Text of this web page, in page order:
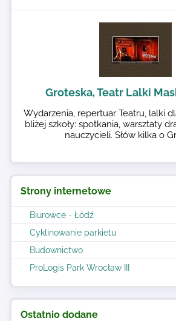
Strony internetowe
Biurowce - Łódź
Cyklinowanie parkietu
Budownictwo
ProLogis Park Wrocław III
Ostatnio dodane
Groteska, Teatr Lalki
Wydarzenia, repertuar Teatru, lalki
bliżej szkoły: spotkania, warsztaty
nauczycieli. Słów kilka o